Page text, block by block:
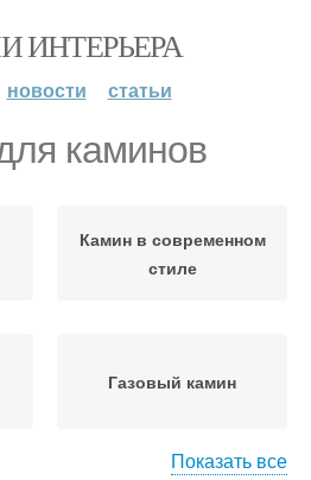
ИНТЕРЬЕРА
новости статьи
каминов
Камин в современном
стиле
Газовый камин
Показать все